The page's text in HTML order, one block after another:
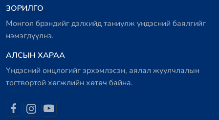
ЗОРИЛГО
Монгол брэндийг дэлхийд таниулж үндэсний баялгийг
нэмэгдүүлнэ.
АЛСЫН ХАРАА
Үндэсний онцлогийг эрхэмлэсэн, аялал жуулчлалын
тогтвортой хөгжлийн хөтөч байна.